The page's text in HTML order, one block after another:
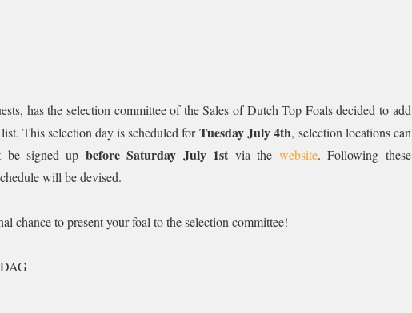
has the selection committee of the Sales of Dutch Top Foals decided to add
This selection day is scheduled forTuesday July 4th, selection locations can
be signed upbefore Saturday July 1stvia thewebsite. Following these
will be devised.
chance to present your foal to the selection committee!